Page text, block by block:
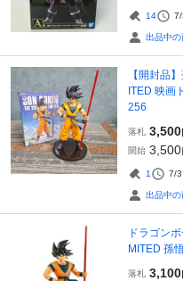
14
出品中の
【開封品
ITED 映画
256
落札 3,500
開始 3,500
1 7/
出品中の
ドラゴン
MITED 孫
落札 3,100